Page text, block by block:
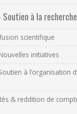
à la recherche
scientifique
initiatives
à l’organisation
& reddition de